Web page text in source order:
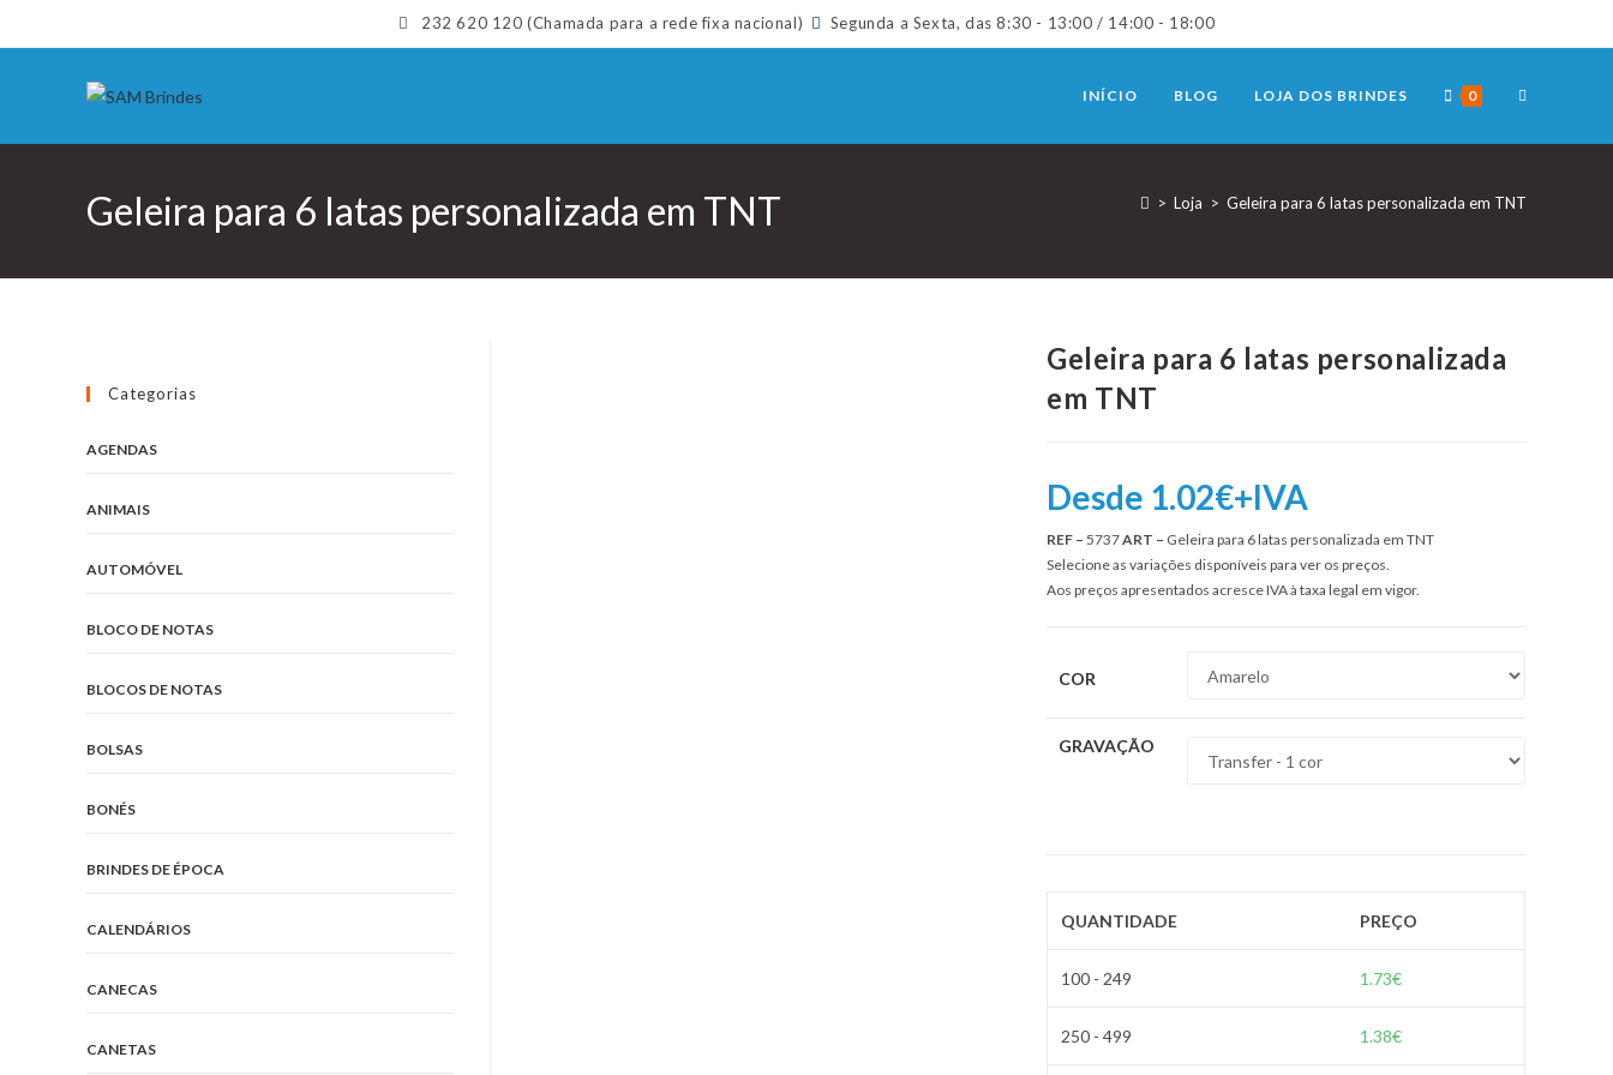
to
232 620 120 (Chamada para a rede fixa nacional) Segunda a Sexta, das 8:30 - 13:00 / 14:00 - 18:00
INÍCIO BLOG LOJA DOS BRINDES 0 TOGGLE
Geleira para 6 latas personalizada em TNT > Loja > Geleira para 6 latas personalizada em TNT
Geleira para 6 latas personalizada
em TNT
Desde 1.02€+IVA
REF – 5737ART – Geleira para 6 latas personalizada em TNT
Selecione as variações disponíveis para ver os preços.
Aos preços apresentados acresce IVA à taxa legal em vigor.
COR
GRAVAÇÃO
QUANTIDADE PREÇO
100 - 249 1.73€
250 - 499 1.38€
Categorias
AGENDAS
ANIMAIS
AUTOMÓVEL
BLOCO DE NOTAS
BLOCOS DE NOTAS
BOLSAS
BONÉS
BRINDES DE ÉPOCA
CALENDÁRIOS
CANECAS
CANETAS